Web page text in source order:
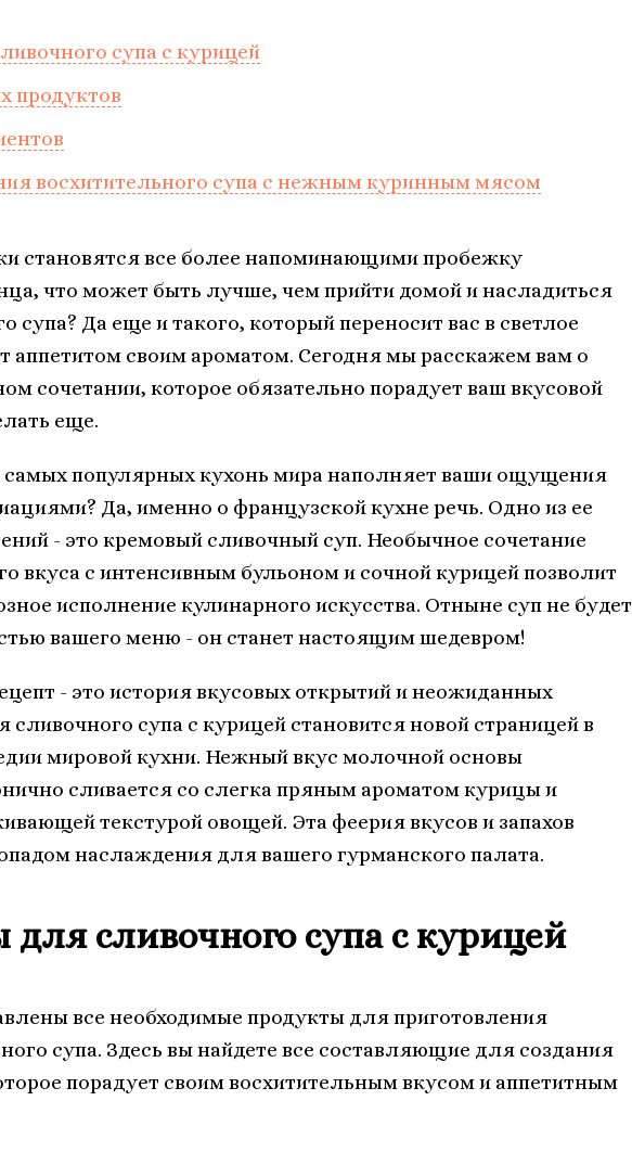
супа с курицей
продуктов
восхитительного супа с нежным куринным мясом
становятся все более напоминающими пробежку
что может быть лучше, чем прийти домой и насладиться
супа? Да еще и такого, который переносит вас в светлое
аппетитом своим ароматом. Сегодня мы расскажем вам о
сочетании, которое обязательно порадует ваш вкусовой
еще.
самых популярных кухонь мира наполняет ваши ощущения
Да, именно о французской кухне речь. Одно из ее
- это кремовый сливочный суп. Необычное сочетание
вкуса с интенсивным бульоном и сочной курицей позволит
исполнение кулинарного искусства. Отныне суп не будет
вашего меню - он станет настоящим шедевром!
- это история вкусовых открытий и неожиданных
супа с курицей становится новой страницей в
мировой кухни. Нежный вкус молочной основы
сливается со слегка пряным ароматом курицы и
текстурой овощей. Эта феерия вкусов и запахов
наслаждения для вашего гурманского палата.
сливочного супа с курицей
все необходимые продукты для приготовления
супа. Здесь вы найдете все составляющие для создания
порадует своим восхитительным вкусом и аппетитным